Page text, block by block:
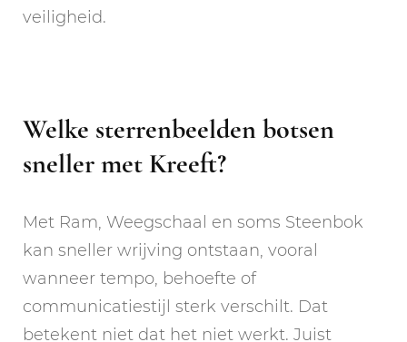
veiligheid.
Welke sterrenbeelden botsen
sneller met Kreeft?
Met Ram, Weegschaal en soms Steenbok
kan sneller wrijving ontstaan, vooral
wanneer tempo, behoefte of
communicatiestijl sterk verschilt. Dat
betekent niet dat het niet werkt. Juist